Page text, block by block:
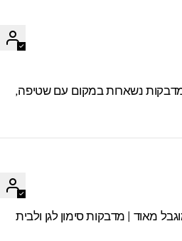
נשארות במקום עם שטיפה,
מאוד | מדבקות סימון לגן ולבית